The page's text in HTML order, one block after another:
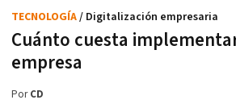
Cuánto cuesta
empresa
TECNOLOGÍA/ Digitalización empresaria
PorCD